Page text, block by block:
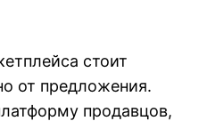
стоит
от предложения.
продавцов,